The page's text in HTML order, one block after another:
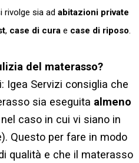
rivolge sia ad abitazioni private
, case di curae case di riposo.
del materasso?
Igea Servizi consiglia che
sia eseguita almeno
caso in cui vi siano in
Questo per fare in modo
qualità e che il materasso